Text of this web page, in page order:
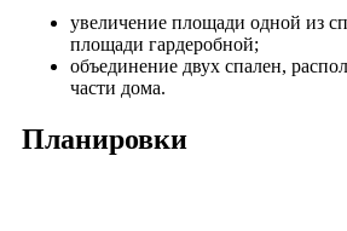
увеличение площади одной из
площади гардеробной;
объединение двух спален,
части дома.
Планировки